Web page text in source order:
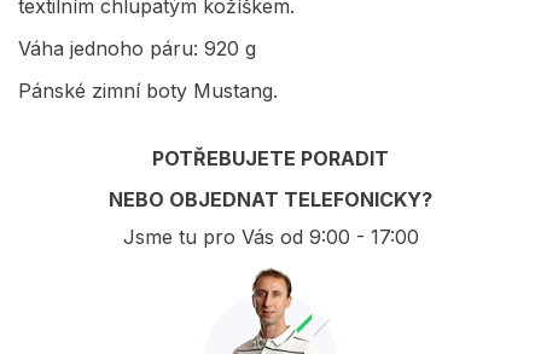
textilním chlupatým kožíškem.
Váha jednoho páru: 920 g
Pánské zimní boty Mustang.
POTŘEBUJETE PORADIT
NEBO OBJEDNAT TELEFONICKY?
Jsme tu pro Vás od 9:00 - 17:00